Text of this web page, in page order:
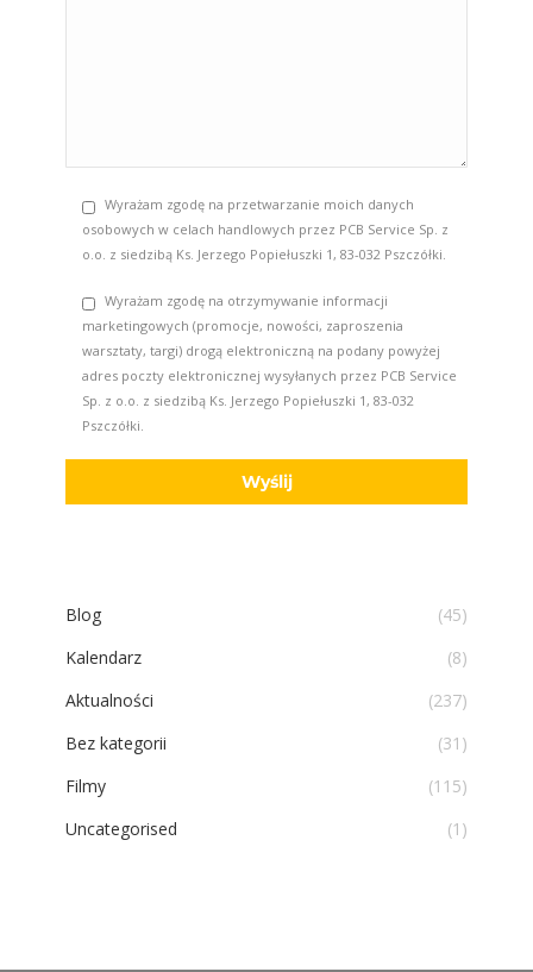
Wyrażam zgodę na przetwarzanie moich danych
osobowych w celach handlowych przez PCB Service Sp. z
o.o. z siedzibą Ks. Jerzego Popiełuszki 1, 83-032 Pszczółki.
Wyrażam zgodę na otrzymywanie informacji
marketingowych (promocje, nowości, zaproszenia
warsztaty, targi) drogą elektroniczną na podany powyżej
adres poczty elektronicznej wysyłanych przez PCB Service
Sp. z o.o. z siedzibą Ks. Jerzego Popiełuszki 1, 83-032
Pszczółki.
Blog
(45)
Kalendarz
(8)
Aktualności
(237)
Bez kategorii
(31)
Filmy
(115)
Uncategorised
(1)